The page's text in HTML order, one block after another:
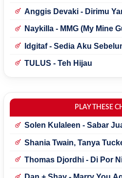
Anggis Devaki - Dirimu
Naykilla - MMG (My Mine
Idgitaf - Sedia Aku
TULUS - Teh Hijau
PLAY THESE
Solen Kulaleen - Sabar
Shania Twain, Tanya
Thomas Djordhi - Di Por